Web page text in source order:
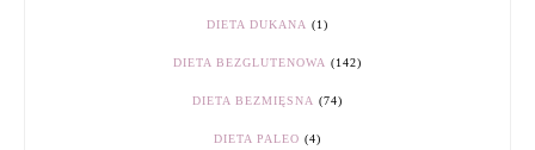
DIETA DUKANA (1)
DIETA BEZGLUTENOWA (142)
DIETA BEZMIĘSNA (74)
DIETA PALEO (4)